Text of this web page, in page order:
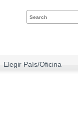
Elegir País/Oficina